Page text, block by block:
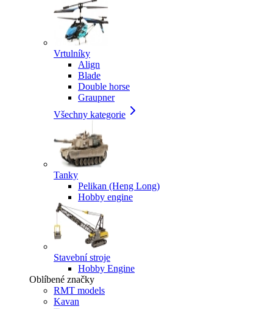
Vrtulníky
Align
Blade
Double horse
Graupner
Všechny kategorie
Tanky
Pelikan (Heng Long)
Hobby engine
Stavební stroje
Hobby Engine
Oblíbené značky
RMT models
Kavan